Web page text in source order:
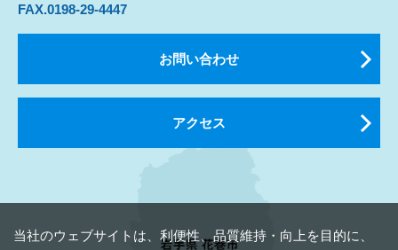
当社のウェブサイトは、利便性、品質維持・向上を⽬的に、
FAX.0198-29-4447
お問い合わせ
アクセス